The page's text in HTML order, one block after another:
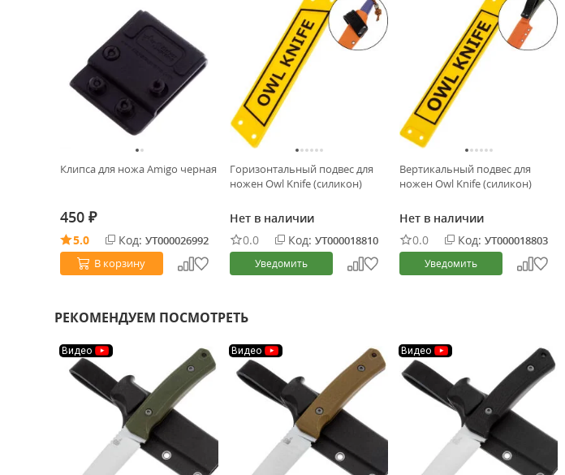
Клипса для ножа Amigo черная
450 ₽
5.0 Код: УТ000026992
В корзину
Горизонтальный подвес для
ножен Owl Knife (силикон)
Нет в наличии
0.0
Код: УТ000018810
Уведомить
Вертикальный подвес для
ножен Owl Knife (силикон)
Нет в наличии
0.0
Код: УТ000018803
Уведомить
РЕКОМЕНДУЕМ ПОСМОТРЕТЬ
Видео Видео Видео